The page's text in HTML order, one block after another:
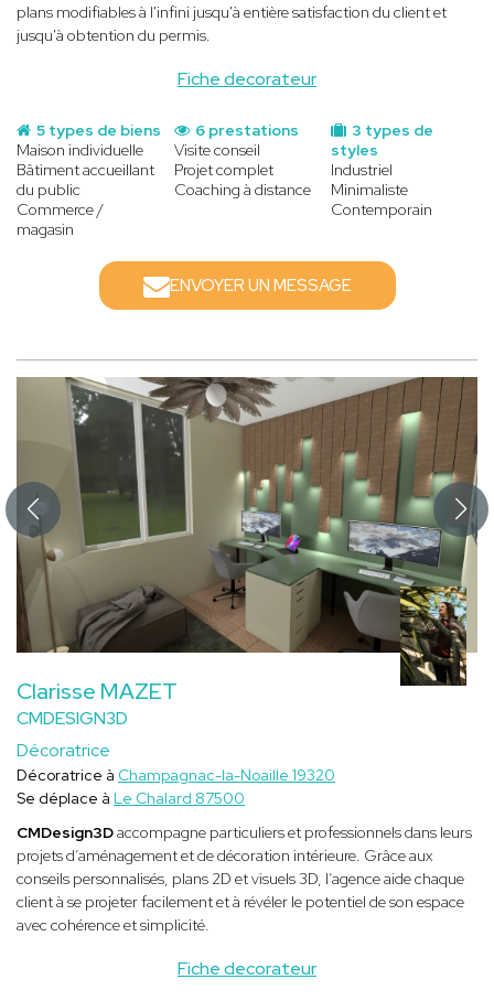
Fiche decorateur
plans modifiables à l'infini jusqu'à entière satisfaction du client et
jusqu'à obtention du permis.
5 types de biens
Maison individuelle
Bâtiment accueillant
du public
Commerce /
magasin
3 types de
styles
Industriel
Minimaliste
Contemporain
6 prestations
Visite conseil
Projet complet
Coaching à distance
ENVOYER UN MESSAGE
Clarisse MAZET
CMDESIGN3D
Décoratrice
Fiche decorateur
Décoratrice à Champagnac-la-Noaille 19320
Se déplace à Le Chalard 87500
CMDesign3Daccompagne particuliers et professionnels dans leurs
projets d’aménagement et de décoration intérieure. Grâce aux
conseils personnalisés, plans 2D et visuels 3D, l’agence aide chaque
client à se projeter facilement et à révéler le potentiel de son espace
avec cohérence et simplicité.